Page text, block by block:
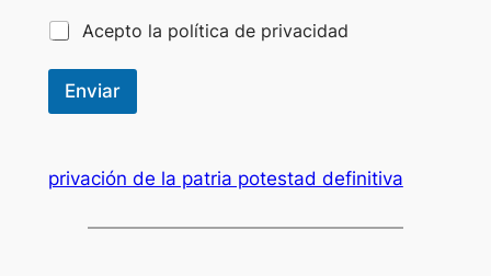
C
s
l
s
d
Acepto la política de privacidad
Enviar
privación de la patria potestad definitiva